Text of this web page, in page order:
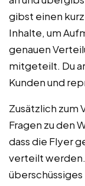
gibst einen
Inhalte, um
genauen
mitgeteilt. Du
Kunden und
Zusätzlich zum
Fragen zu den
dass die Flyer
verteilt